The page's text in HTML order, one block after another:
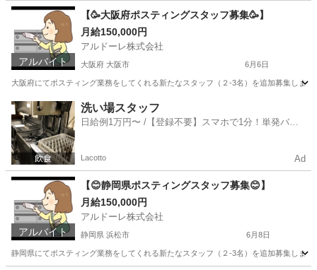
兵庫 神戸市 ポスティング スタッフ
アルバイト
【🥳大阪府ポスティングスタッフ募集🥳】
月給150,000円
アルドーレ株式会社
大阪府 大阪市 6月6日
大阪府にてポスティング業務をしてくれる新たなスタッフ（２-3名）を追加募集しま
大阪 大阪市 軽作業 スタッフ
洗い場スタッフ
日給例1万円〜 /【登録不要】スマホで1分！単発バイ
Lacotto Ad
アルバイト
【😊静岡県ポスティングスタッフ募集😊】
月給150,000円
アルドーレ株式会社
静岡県 浜松市 6月8日
静岡県にてポスティング業務をしてくれる新たなスタッフ（２-3名）を追加募集しま